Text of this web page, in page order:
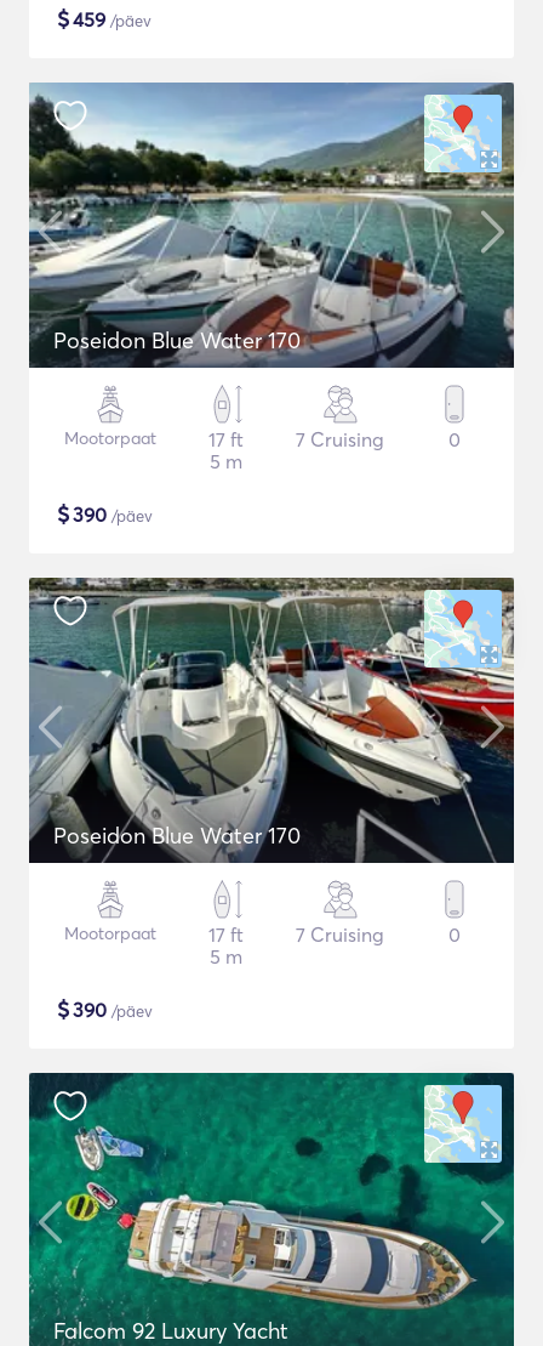
$459 /päev
Poseidon Blue Water 170
Mootorpaat
17 ft
5 m
7 Cruising 0
$390 /päev
Poseidon Blue Water 170
Mootorpaat
17 ft
5 m
7 Cruising 0
$390 /päev
Falcom 92 Luxury Yacht